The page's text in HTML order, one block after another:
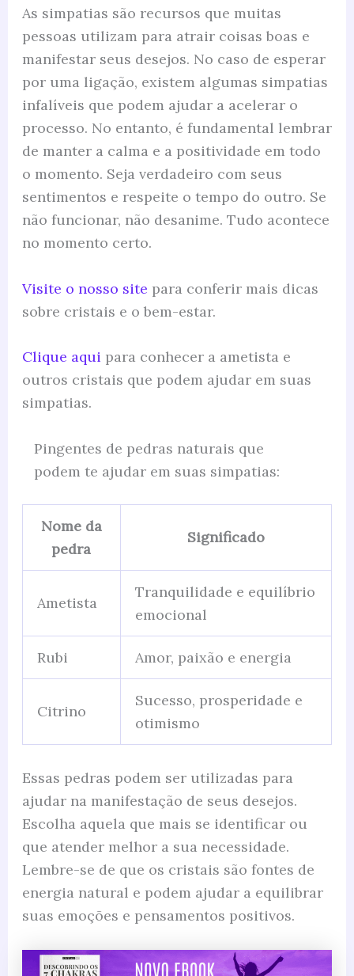
As simpatias são recursos que muitas
pessoas utilizam para atrair coisas boas e
manifestar seus desejos. No caso de esperar
por uma ligação, existem algumas simpatias
infalíveis que podem ajudar a acelerar o
processo. No entanto, é fundamental lembrar
de manter a calma e a positividade em todo
o momento. Seja verdadeiro com seus
sentimentos e respeite o tempo do outro. Se
não funcionar, não desanime. Tudo acontece
no momento certo.
Visite o nosso site para conferir mais dicas
sobre cristais e o bem-estar.
Clique aqui para conhecer a ametista e
outros cristais que podem ajudar em suas
simpatias.
Pingentes de pedras naturais que
podem te ajudar em suas simpatias:
Nome da
pedra
Significado
Ametista
Tranquilidade e equilíbrio
emocional
Rubi Amor, paixão e energia
Citrino
Sucesso, prosperidade e
otimismo
Essas pedras podem ser utilizadas para
ajudar na manifestação de seus desejos.
Escolha aquela que mais se identificar ou
que atender melhor a sua necessidade.
Lembre-se de que os cristais são fontes de
energia natural e podem ajudar a equilibrar
suas emoções e pensamentos positivos.